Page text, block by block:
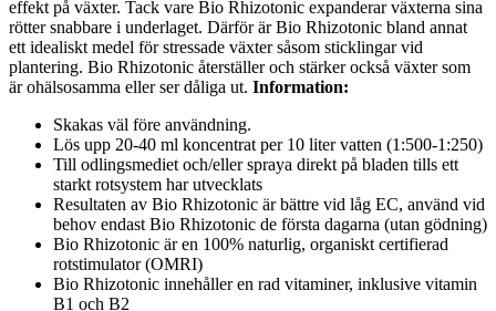
effekt på växter. Tack vare Bio Rhizotonic expanderar växterna sina
rötter snabbare i underlaget. Därför är Bio Rhizotonic bland annat
ett idealiskt medel för stressade växter såsom sticklingar vid
plantering. Bio Rhizotonic återställer och stärker också växter som
är ohälsosamma eller ser dåliga ut. Information:
Skakas väl före användning.
Lös upp 20-40 ml koncentrat per 10 liter vatten (1:500-1:250)
Till odlingsmediet och/eller spraya direkt på bladen tills ett
starkt rotsystem har utvecklats
Resultaten av Bio Rhizotonic är bättre vid låg EC, använd vid
behov endast Bio Rhizotonic de första dagarna (utan gödning)
Bio Rhizotonic är en 100% naturlig, organiskt certifierad
rotstimulator (OMRI)
Bio Rhizotonic innehåller en rad vitaminer, inklusive vitamin
B1 och B2